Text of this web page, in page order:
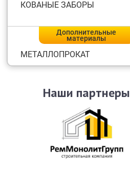
КОВАНЫЕ ЗАБОРЫ
Дополнительные
материалы
МЕТАЛЛОПРОКАТ
Наши партнеры